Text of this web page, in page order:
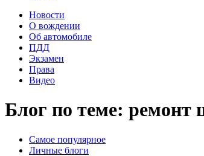
Новости
О вождении
Об автомобиле
ПДД
Экзамен
Права
Видео
Блог по теме: ремонт
Самое популярное
Личные блоги